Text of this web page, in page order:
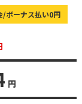
/ボーナス払い0円
円